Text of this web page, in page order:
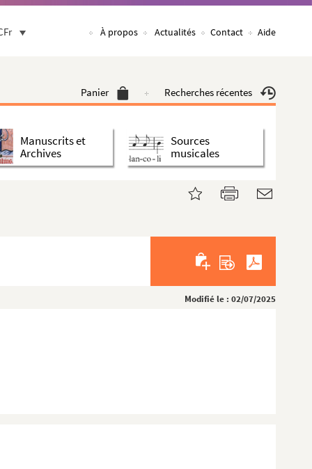
À propos Actualités Contact Aide
Panier Recherches récentes
Manuscrits et
Archives
Sources
musicales
Modifié le : 02/07/2025